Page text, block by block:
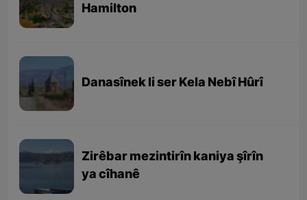
Hamilton
Danasînek li ser Kela Nebî Hûrî
Zirêbar mezintirîn kaniya şîrîn
ya cîhanê